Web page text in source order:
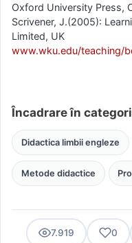
Oxford University Press,
Scrivener, J.(2005):
Limited, UK
www.wku.edu/teaching/
Încadrare în
Didactica limbii engleze
Metode didactice
7.919 0